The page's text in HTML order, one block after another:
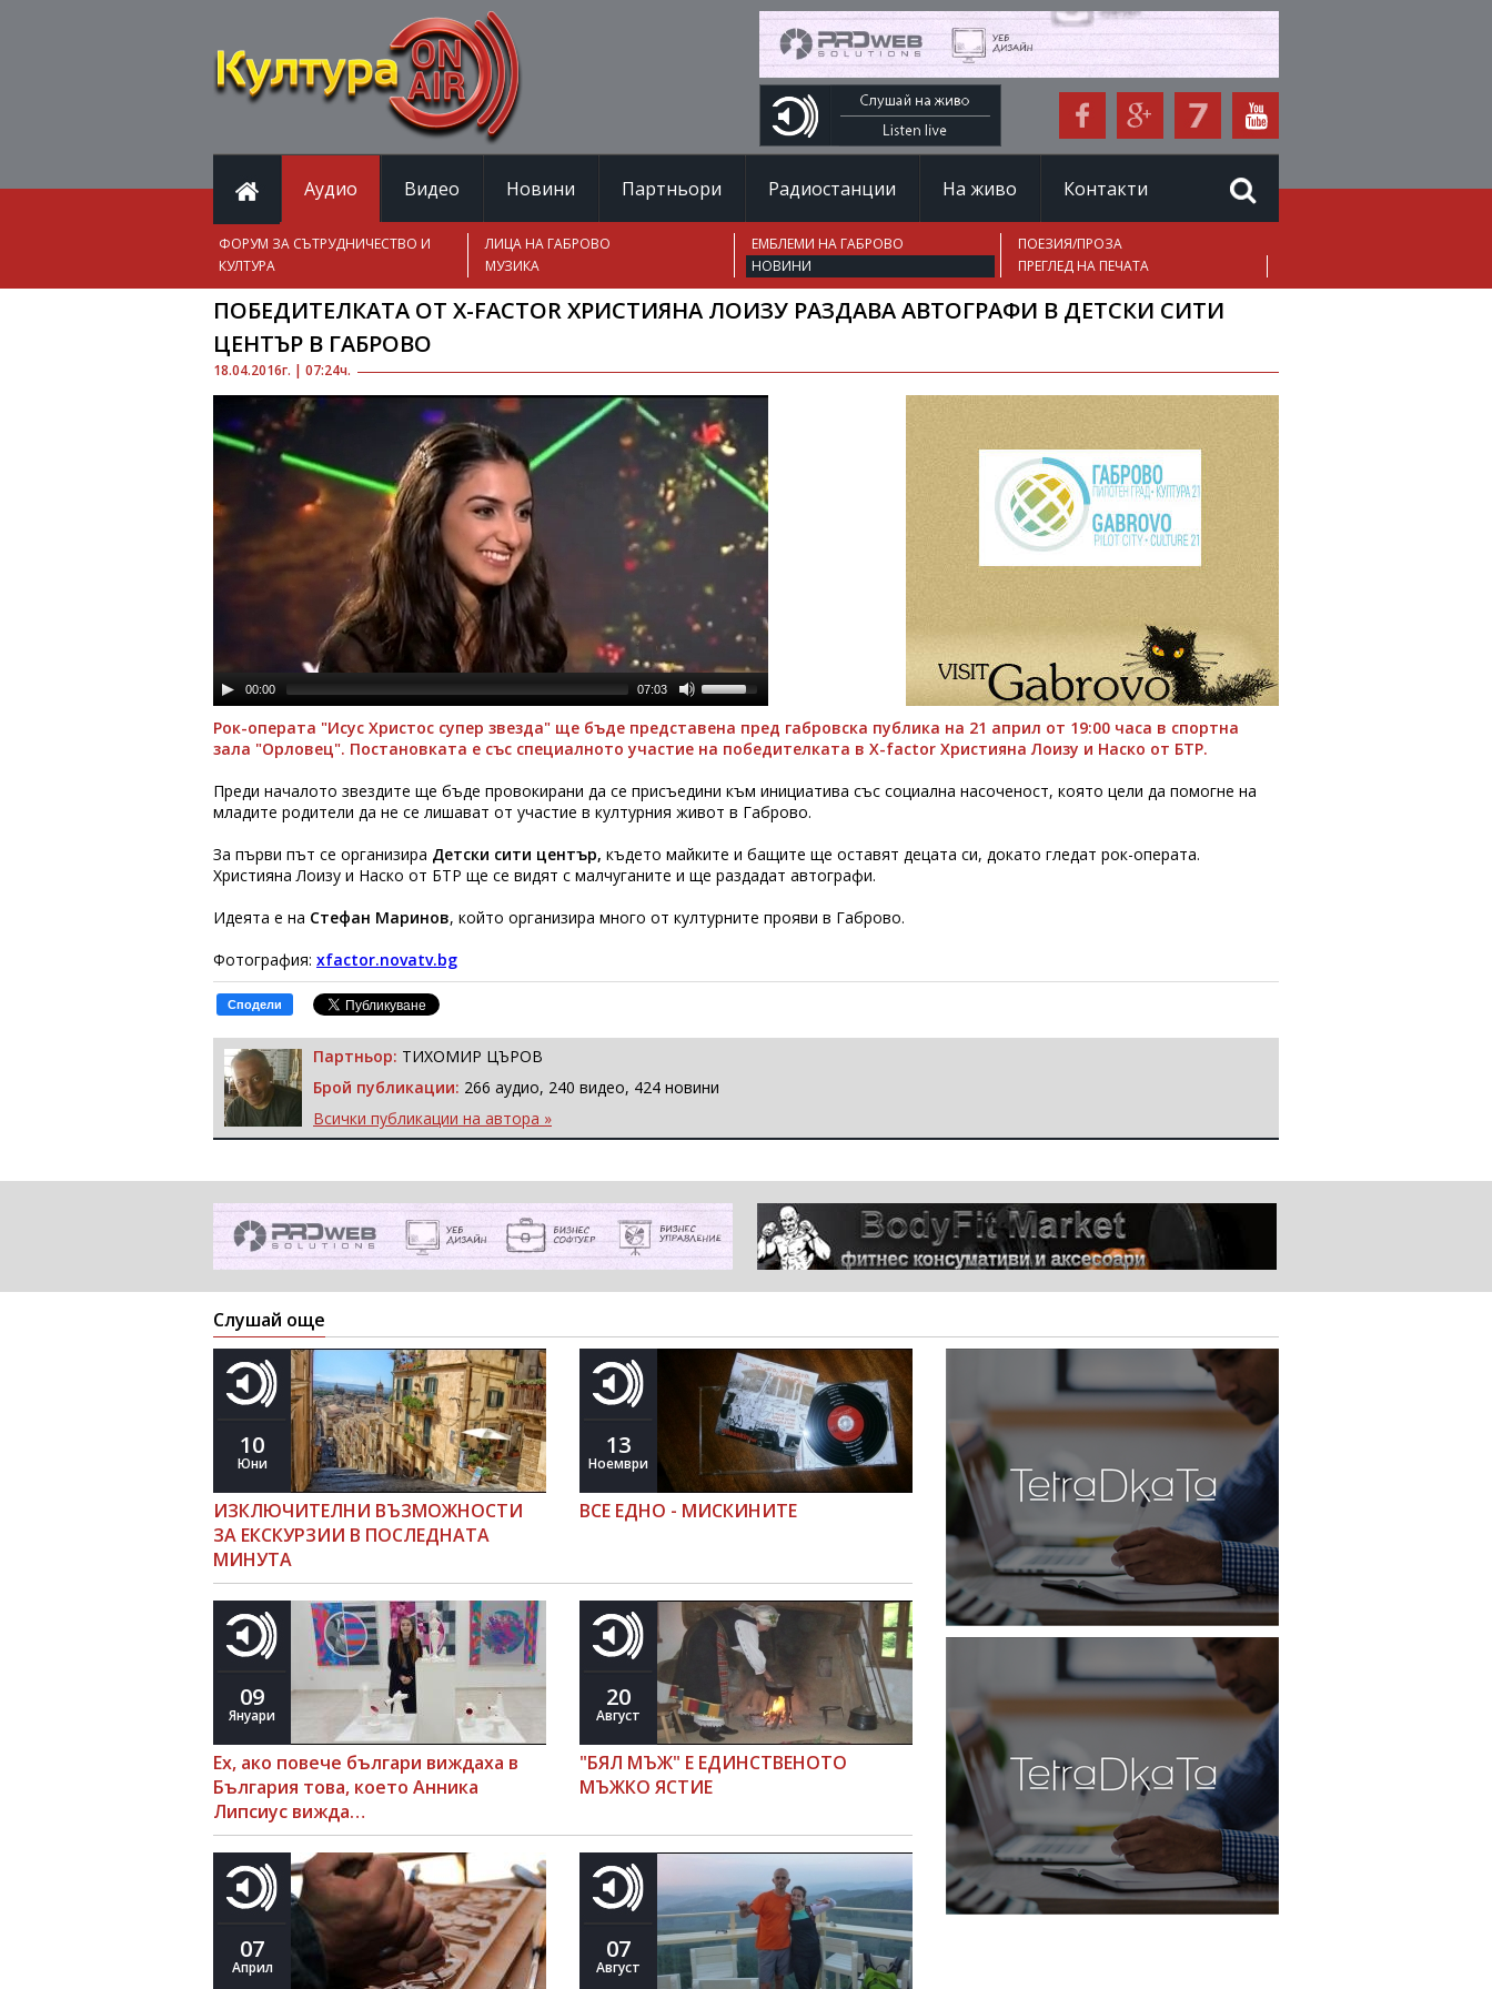
Аудио Видео Новини Партньори Радиостанции На живо Контакти
ФОРУМ ЗА СЪТРУДНИЧЕСТВО И
КУЛТУРА
ЛИЦА НА ГАБРОВО ЕМБЛЕМИ НА ГАБРОВО
ПОЕЗИЯ/ПРОЗА
МУЗИКА
НОВИНИ ПРЕГЛЕД НА ПЕЧАТА
18.04.2016г. | 07:24ч.
ПОБЕДИТЕЛКАТА ОТ X-FACTOR ХРИСТИЯНА ЛОИЗУ РАЗДАВА АВТОГРАФИ В ДЕТСКИ СИТИ
ЦЕНТЪР В ГАБРОВО
00:00 07:03
Рок-операта "Исус Христос супер звезда" ще бъде представена пред габровска публика на 21 април от 19:00 часа в спортна
зала "Орловец". Постановката е със специалното участие на победителката в X-factor Християна Лоизу и Наско от БТР.
Преди началото звездите ще бъде провокирани да се присъедини към инициатива със социална насоченост, която цели да помогне на
младите родители да не се лишават от участие в културния живот в Габрово.
За първи път се организира Детски сити център, където майките и бащите ще оставят децата си, докато гледат рок-операта.
Християна Лоизу и Наско от БТР ще се видят с малчуганите и ще раздадат автографи.
Идеята е на Стефан Маринов, който организира много от културните прояви в Габрово.
Фотография: xfactor.novatv.bg
Сподели
Партньор: ТИХОМИР ЦЪРОВ
Брой публикации: 266 аудио, 240 видео, 424 новини
Всички публикации на автора »
Слушай още
10
Юни
ИЗКЛЮЧИТЕЛНИ ВЪЗМОЖНОСТИ
ЗА ЕКСКУРЗИИ В ПОСЛЕДНАТА
МИНУТА
13
Ноември
ВСЕ ЕДНО - МИСКИНИТЕ
09
Януари
Ех, ако повече българи виждаха в
България това, което Анника
Липсиус вижда…
20
Август
"БЯЛ МЪЖ" Е ЕДИНСТВЕНОТО
МЪЖКО ЯСТИЕ
07
Април
07
Август